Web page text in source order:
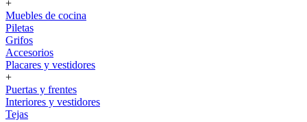
+
Muebles de cocina
Piletas
Grifos
Accesorios
Placares y vestidores
+
Puertas y frentes
Interiores y vestidores
Tejas